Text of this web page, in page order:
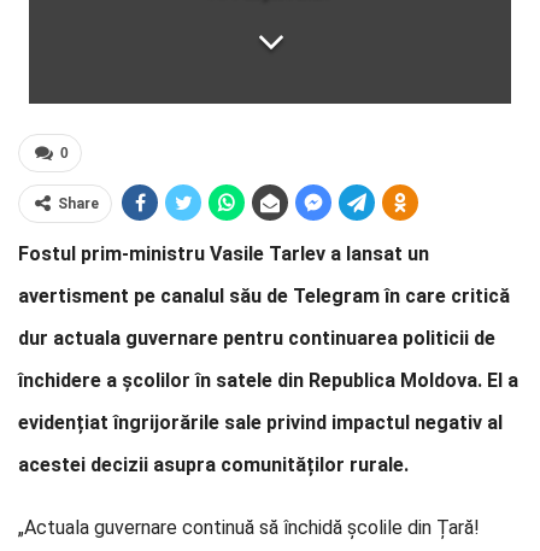
0
Share
Fostul prim-ministru Vasile Tarlev a lansat un
avertisment pe canalul său de Telegram în care critică
dur actuala guvernare pentru continuarea politicii de
închidere a școlilor în satele din Republica Moldova. El a
evidențiat îngrijorările sale privind impactul negativ al
acestei decizii asupra comunităților rurale.
„Actuala guvernare continuă să închidă școlile din Țară!